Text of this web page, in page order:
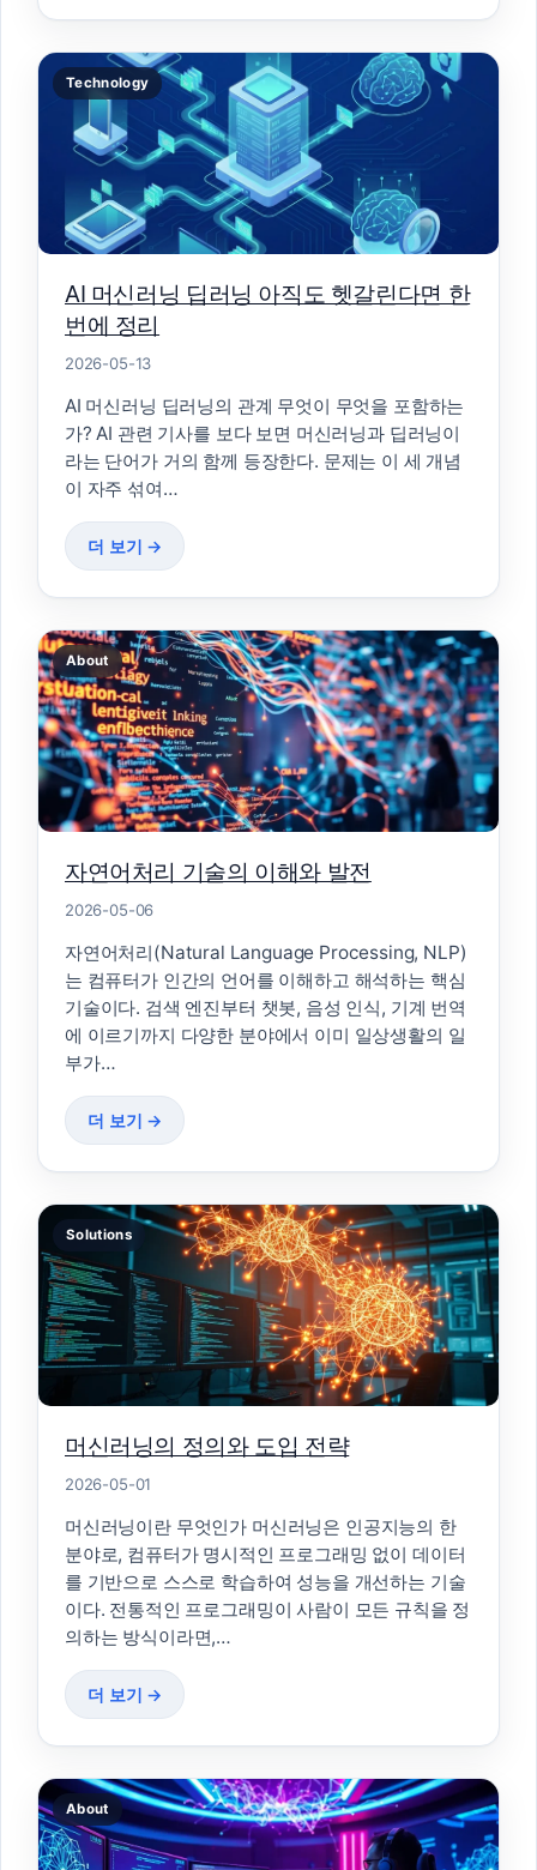
Technology
AI 머신러닝 딥러닝 아직도 헷갈린다면 한
번에 정리
2026-05-13
AI 머신러닝 딥러닝의 관계 무엇이 무엇을 포함하는
가? AI 관련 기사를 보다 보면 머신러닝과 딥러닝이
라는 단어가 거의 함께 등장한다. 문제는 이 세 개념
이 자주 섞여…
더 보기 →
About
자연어처리 기술의 이해와 발전
2026-05-06
자연어처리(Natural Language Processing, NLP)
는 컴퓨터가 인간의 언어를 이해하고 해석하는 핵심
기술이다. 검색 엔진부터 챗봇, 음성 인식, 기계 번역
에 이르기까지 다양한 분야에서 이미 일상생활의 일
부가…
더 보기 →
Solutions
머신러닝의 정의와 도입 전략
2026-05-01
머신러닝이란 무엇인가 머신러닝은 인공지능의 한
분야로, 컴퓨터가 명시적인 프로그래밍 없이 데이터
를 기반으로 스스로 학습하여 성능을 개선하는 기술
이다. 전통적인 프로그래밍이 사람이 모든 규칙을 정
의하는 방식이라면,…
더 보기 →
About